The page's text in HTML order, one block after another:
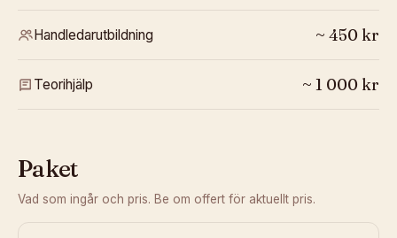
Handledarutbildning ~ 450 kr
Teorihjälp ~ 1 000 kr
Paket
Vad som ingår och pris. Be om offert för aktuellt pris.